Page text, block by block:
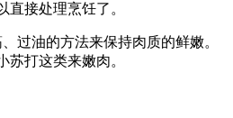
直接处理烹饪了。
过油的方法来保持肉质的鲜嫩。
苏打这类来嫩肉。